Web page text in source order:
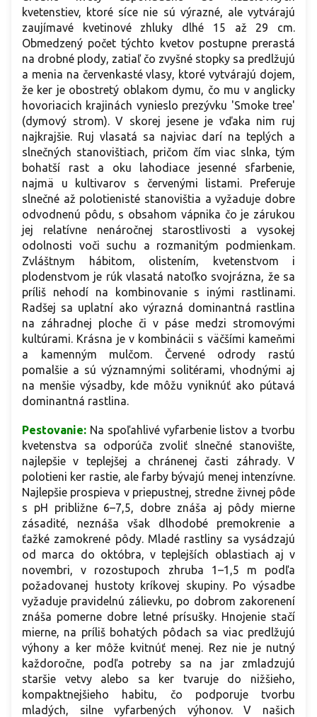
kvetenstiev, ktoré síce nie sú výrazné, ale vytvárajú
zaujímavé kvetinové zhluky dlhé 15 až 29 cm.
Obmedzený počet týchto kvetov postupne prerastá
na drobné plody, zatiaľ čo zvyšné stopky sa predlžujú
a menia na červenkasté vlasy, ktoré vytvárajú dojem,
že ker je obostretý oblakom dymu, čo mu v anglicky
hovoriacich krajinách vynieslo prezývku 'Smoke tree'
(dymový strom). V skorej jesene je vďaka nim ruj
najkrajšie. Ruj vlasatá sa najviac darí na teplých a
slnečných stanovištiach, pričom čím viac slnka, tým
bohatší rast a oku lahodiace jesenné sfarbenie,
najmä u kultivarov s červenými listami. Preferuje
slnečné až polotienisté stanovištia a vyžaduje dobre
odvodnenú pôdu, s obsahom vápnika čo je zárukou
jej relatívne nenáročnej starostlivosti a vysokej
odolnosti voči suchu a rozmanitým podmienkam.
Zvláštnym hábitom, olistením, kvetenstvom i
plodenstvom je rúk vlasatá natoľko svojrázna, že sa
príliš nehodí na kombinovanie s inými rastlinami.
Radšej sa uplatní ako výrazná dominantná rastlina
na záhradnej ploche či v páse medzi stromovými
kultúrami. Krásna je v kombinácii s väčšími kameňmi
a kamenným mulčom. Červené odrody rastú
pomalšie a sú významnými solitérami, vhodnými aj
na menšie výsadby, kde môžu vyniknúť ako pútavá
dominantná rastlina.
Pestovanie: Na spoľahlivé vyfarbenie listov a tvorbu
kvetenstva sa odporúča zvoliť slnečné stanovište,
najlepšie v teplejšej a chránenej časti záhrady. V
polotieni ker rastie, ale farby bývajú menej intenzívne.
Najlepšie prospieva v priepustnej, stredne živnej pôde
s pH približne 6–7,5, dobre znáša aj pôdy mierne
zásadité, neznáša však dlhodobé premokrenie a
ťažké zamokrené pôdy. Mladé rastliny sa vysádzajú
od marca do októbra, v teplejších oblastiach aj v
novembri, v rozostupoch zhruba 1–1,5 m podľa
požadovanej hustoty kríkovej skupiny. Po výsadbe
vyžaduje pravidelnú zálievku, po dobrom zakorenení
znáša pomerne dobre letné prísušky. Hnojenie stačí
mierne, na príliš bohatých pôdach sa viac predlžujú
výhony a ker môže kvitnúť menej. Rez nie je nutný
každoročne, podľa potreby sa na jar zmladzujú
staršie vetvy alebo sa ker tvaruje do nižšieho,
kompaktnejšieho habitu, čo podporuje tvorbu
mladých, silne vyfarbených výhonov. V našich